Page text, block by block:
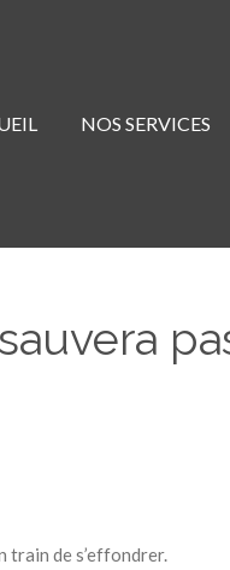
NOS SERVICES
train de s’effondrer.